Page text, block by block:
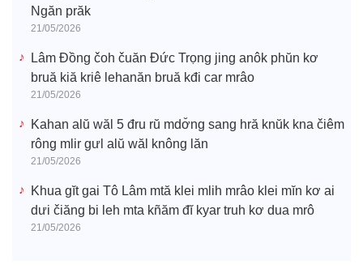
Ngăn prăk
21/05/2026
Lâm Đồng čoh čuăn Đức Trọng jing anôk phŭn kơ
bruă kiă kriê lehanăn bruă kđi car mrâo
21/05/2026
Kahan alŭ wăl 5 đru rŭ mdơ̆ng sang hră knŭk kna čiêm
rông mlir gưl alŭ wăl knông lăn
21/05/2026
Khua gĭt gai Tô Lâm mtă klei mlih mrâo klei mĭn kơ ai
dưi čiăng bi leh mta kñăm đĭ kyar truh kơ dua mrô
21/05/2026